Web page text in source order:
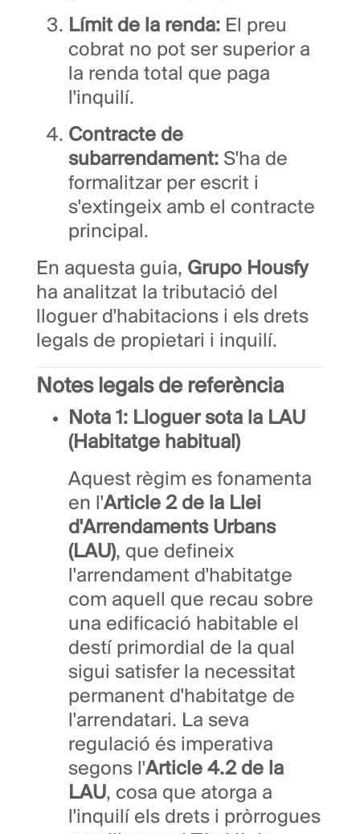
Límit de la renda: El preu
cobrat no pot ser superior a
la renda total que paga
l'inquilí.
Contracte de
subarrendament: S'ha de
formalitzar per escrit i
s'extingeix amb el contracte
principal.
En aquesta guia, Grupo Housfy
ha analitzat la tributació del
lloguer d'habitacions i els drets
legals de propietari i inquilí.
Notes legals de referència
Nota 1: Lloguer sota la LAU
(Habitatge habitual)
Aquest règim es fonamenta
en l'Article 2 de la Llei
d'Arrendaments Urbans
(LAU), que defineix
l'arrendament d'habitatge
com aquell que recau sobre
una edificació habitable el
destí primordial de la qual
sigui satisfer la necessitat
permanent d'habitatge de
l'arrendatari. La seva
regulació és imperativa
segons l'Article 4.2 de la
LAU, cosa que atorga a
l'inquilí els drets i pròrrogues